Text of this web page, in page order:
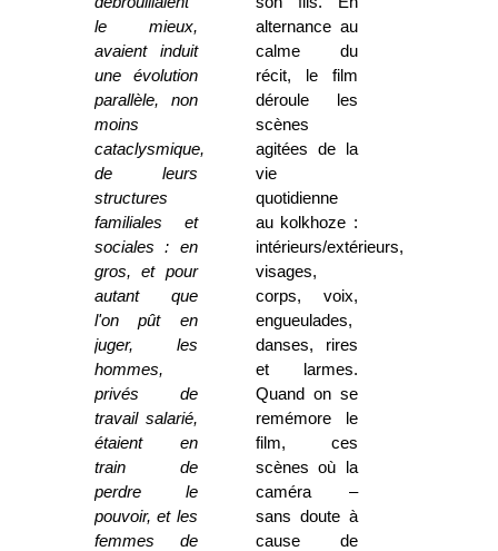
le mieux,
avaient induit
une évolution
parallèle, non
moins
cataclysmique,
de leurs
structures
familiales et
sociales : en
gros, et pour
autant que
l'on pût en
juger, les
hommes,
privés de
travail salarié,
étaient en
train de
perdre le
pouvoir, et les
femmes de
alternance au
calme du
récit, le film
déroule les
scènes
agitées de la
vie
quotidienne
au kolkhoze :
intérieurs/extérieurs,
visages,
corps, voix,
engueulades,
danses, rires
et larmes.
Quand on se
remémore le
film, ces
scènes où la
caméra –
sans doute à
cause de